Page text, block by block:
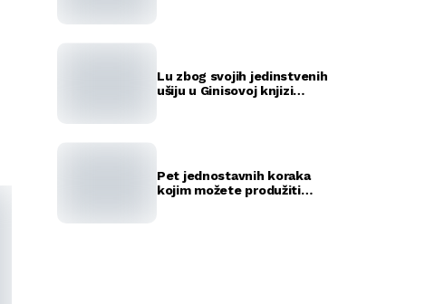
Lu zbog svojih jedinstvenih
ušiju u Ginisovoj knjizi
Pet jednostavnih koraka
kojim možete produžiti